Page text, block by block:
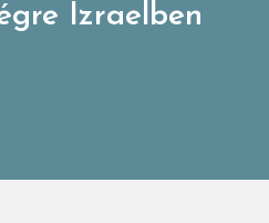
Izraelben